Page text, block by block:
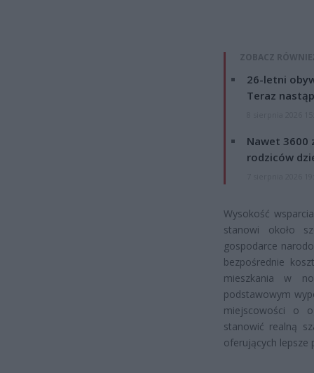
ZOBACZ
26-letni
Teraz
Nawet 3600
rodziców
Wysokość
stanowi około
gospodarce
bezpośrednie
mieszkania w
podstawowym
miejscowości o
stanowić realną
oferujących lepsze